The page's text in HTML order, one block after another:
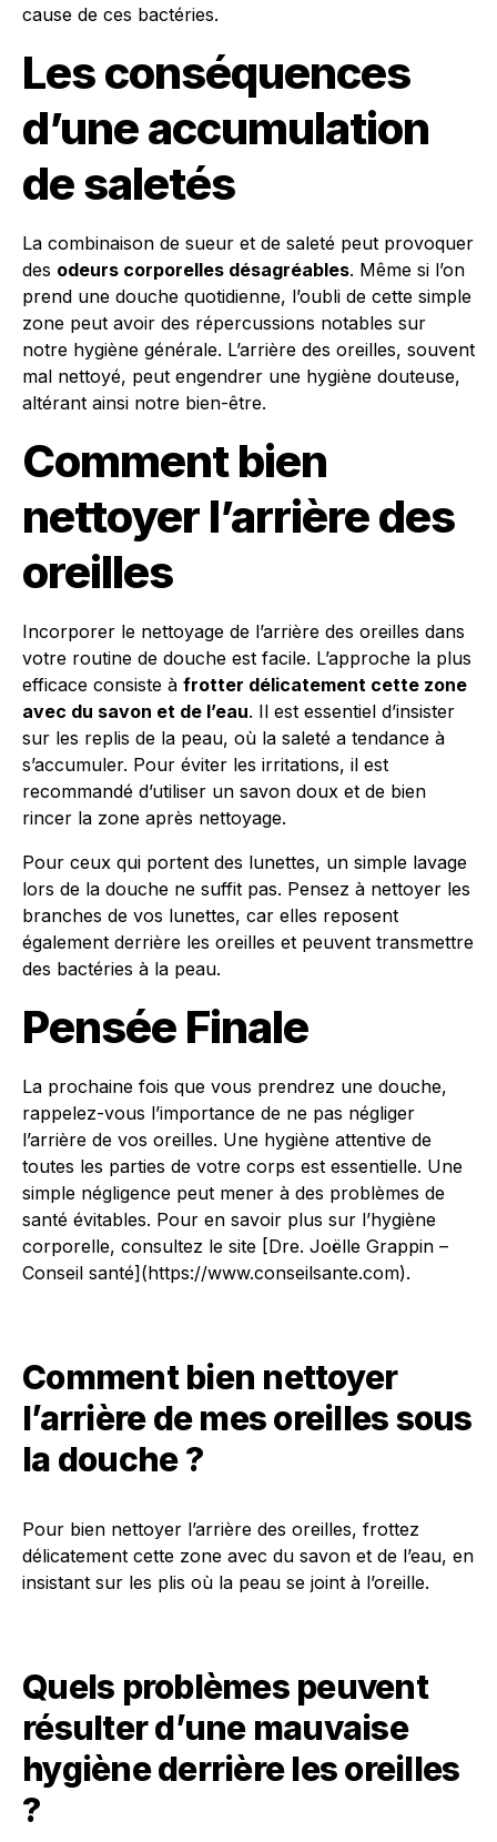
cause de ces bactéries.
Les conséquences
d’une accumulation
de saletés
La combinaison de sueur et de saleté peut provoquer
des odeurs corporelles désagréables. Même si l’on
prend une douche quotidienne, l’oubli de cette simple
zone peut avoir des répercussions notables sur
notre hygiène générale. L’arrière des oreilles, souvent
mal nettoyé, peut engendrer une hygiène douteuse,
altérant ainsi notre bien-être.
Comment bien
nettoyer l’arrière des
oreilles
Incorporer le nettoyage de l’arrière des oreilles dans
votre routine de douche est facile. L’approche la plus
efficace consiste à frotter délicatement cette zone
avec du savon et de l’eau. Il est essentiel d’insister
sur les replis de la peau, où la saleté a tendance à
s’accumuler. Pour éviter les irritations, il est
recommandé d’utiliser un savon doux et de bien
rincer la zone après nettoyage.
Pour ceux qui portent des lunettes, un simple lavage
lors de la douche ne suffit pas. Pensez à nettoyer les
branches de vos lunettes, car elles reposent
également derrière les oreilles et peuvent transmettre
des bactéries à la peau.
Pensée Finale
La prochaine fois que vous prendrez une douche,
rappelez-vous l’importance de ne pas négliger
l’arrière de vos oreilles. Une hygiène attentive de
toutes les parties de votre corps est essentielle. Une
simple négligence peut mener à des problèmes de
santé évitables. Pour en savoir plus sur l’hygiène
corporelle, consultez le site [Dre. Joëlle Grappin –
Conseil santé](https://www.conseilsante.com).
Comment bien nettoyer
l’arrière de mes oreilles sous
la douche ?
Pour bien nettoyer l’arrière des oreilles, frottez
délicatement cette zone avec du savon et de l’eau, en
insistant sur les plis où la peau se joint à l’oreille.
Quels problèmes peuvent
résulter d’une mauvaise
hygiène derrière les oreilles
?